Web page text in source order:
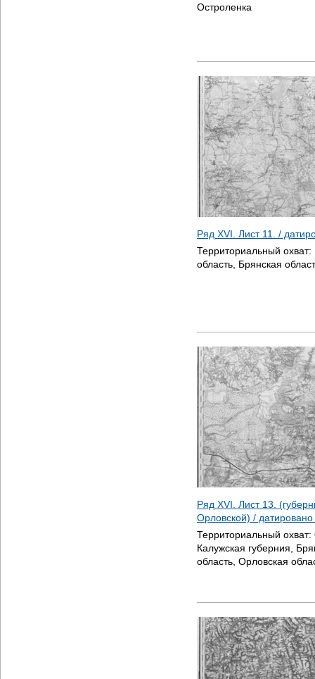
Остроленка
Ряд XVI. Лист 11. /
Территориальный охват:
область, Брянская
Ряд XVI. Лист 13.
Орловской) / датировано
Территориальный охват:
Калужская губерния,
область, Орловская